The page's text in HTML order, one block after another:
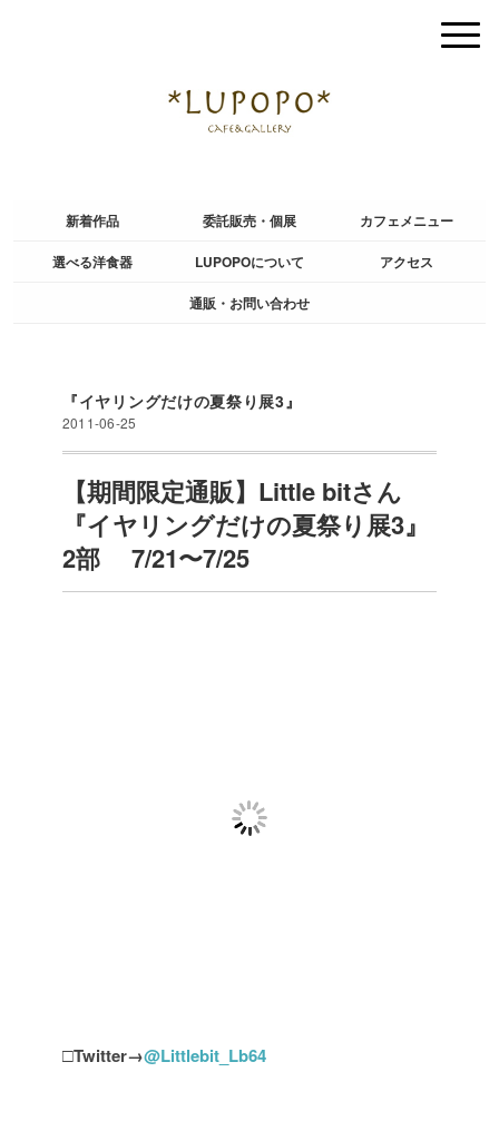
新着作品 委託販売・個展 カフェメニュー
選べる洋食器 LUPOPOについて アクセス
通販・お問い合わせ
『イヤリングだけの夏祭り展3』
2011-06-25
【期間限定通販】Little bitさん
『イヤリングだけの夏祭り展3』
2部 7/21〜7/25
□Twitter→@Littlebit_Lb64